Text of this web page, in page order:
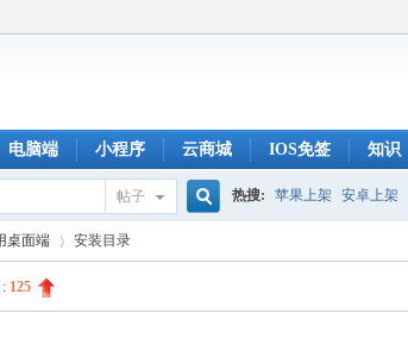
电脑端 小程序 云商城 IOS免签 知识
帖子 热搜: 苹果上架 安卓上架
桌面端 安装目录
125